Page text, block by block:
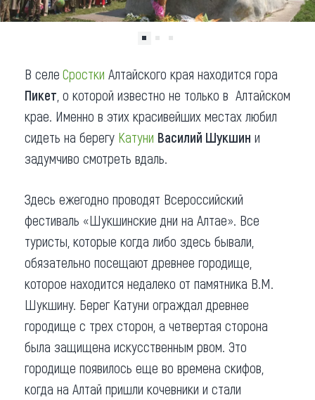
В селе Сростки Алтайского края находится гора
Пикет , о которой известно не только в Алтайском
крае. Именно в этих красивейших местах любил
сидеть на берегу Катуни Василий Шукшин и
задумчиво смотреть вдаль.
Здесь ежегодно проводят Всероссийский
фестиваль «Шукшинские дни на Алтае». Все
туристы, которые когда либо здесь бывали,
обязательно посещают древнее городище,
которое находится недалеко от памятника В.М.
Шукшину. Берег Катуни ограждал древнее
городище с трех сторон, а четвертая сторона
была защищена искусственным рвом. Это
городище появилось еще во времена скифов,
когда на Алтай пришли кочевники и стали